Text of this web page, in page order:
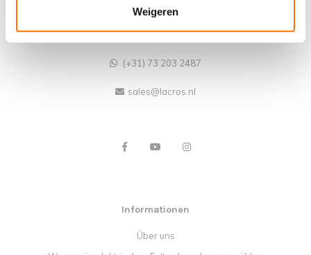
Weigeren
Umsatzsteuer-Identifikationsnummer: NL854680950B01
(+31) 73 203 2487
(+31) 73 203 2487
sales@lacros.nl
Informationen
Über uns